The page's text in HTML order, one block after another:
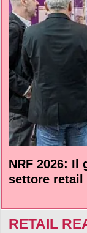
NRF 2026: Il
settore retail
RETAIL